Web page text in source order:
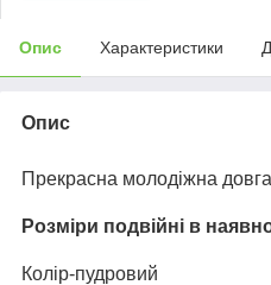
Опис Характеристики
Опис
Прекрасна молодіжна
Розміри подвійні в
Колір-пудровий